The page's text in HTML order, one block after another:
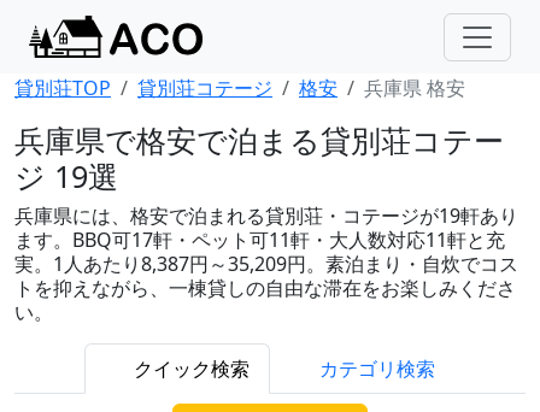
貸別荘TOP 貸別荘コテージ 格安 兵庫県 格安
兵庫県で格安で泊まる貸別荘コテー
ジ 19選
兵庫県には、格安で泊まれる貸別荘・コテージが19軒あり
ます。BBQ可17軒・ペット可11軒・大人数対応11軒と充
実。1人あたり8,387円～35,209円。素泊まり・自炊でコス
トを抑えながら、一棟貸しの自由な滞在をお楽しみくださ
い。
クイック検索 カテゴリ検索